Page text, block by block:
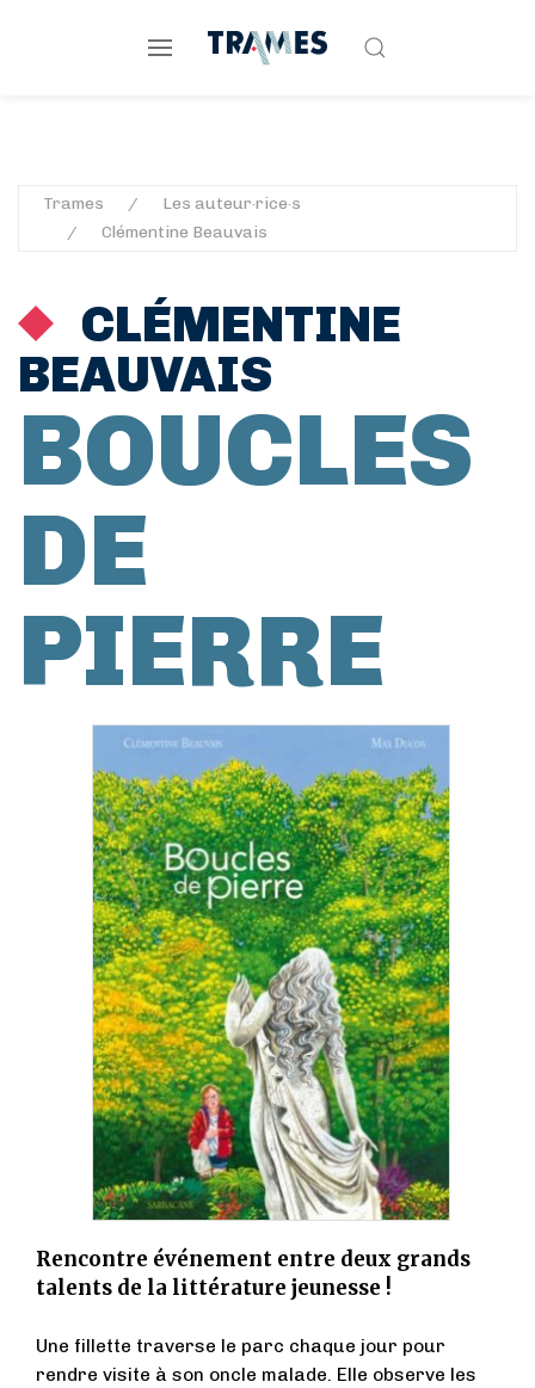
Trames
Les auteur·rice·s
Clémentine Beauvais
CLÉMENTINE
BEAUVAIS
BOUCLES
DE
PIERRE
Rencontre événement entre deux grands
talents de la littérature jeunesse !
Une fillette traverse le parc chaque jour pour
rendre visite à son oncle malade. Elle observe les